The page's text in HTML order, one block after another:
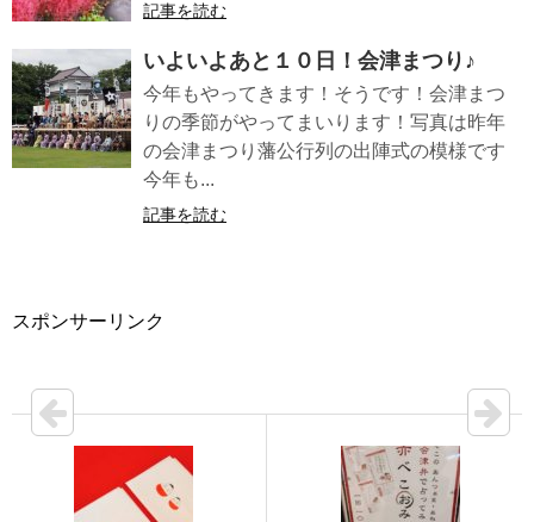
記事を読む
いよいよあと１０日！会津まつり♪
今年もやってきます！そうです！会津まつ
りの季節がやってまいります！写真は昨年
の会津まつり藩公行列の出陣式の模様です
今年も...
記事を読む
スポンサーリンク